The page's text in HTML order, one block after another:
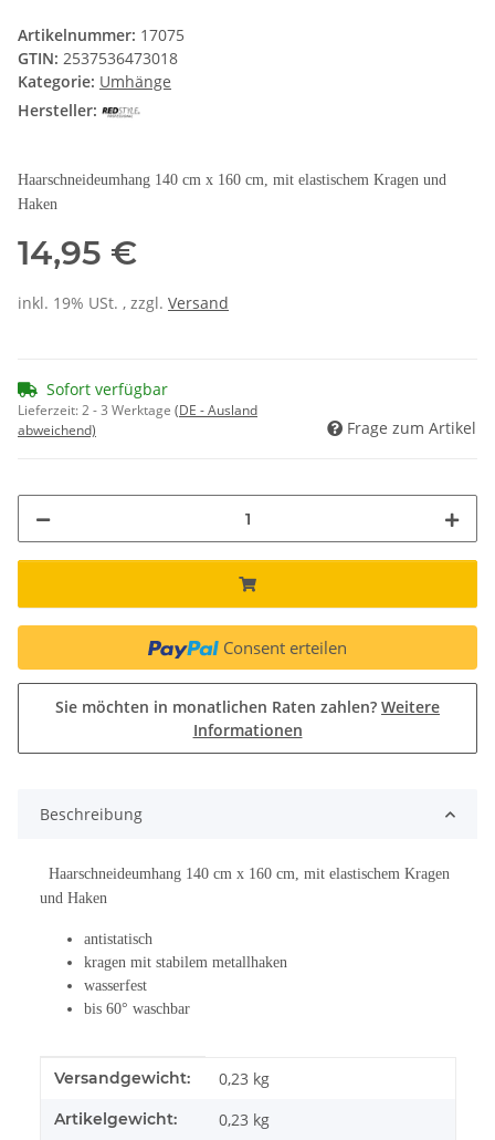
Artikelnummer: 17075
GTIN: 2537536473018
Kategorie: Umhänge
Hersteller:
Haarschneideumhang 140 cm x 160 cm, mit elastischem Kragen und
Haken
14,95 €
inkl. 19% USt. , zzgl. Versand
Sofort verfügbar
Lieferzeit:2 - 3 Werktage (DE - Ausland
abweichend)
Frage zum Artikel
Consent erteilen
Sie möchten in monatlichen Raten zahlen? Weitere
Informationen
Beschreibung
Haarschneideumhang 140 cm x 160 cm, mit elastischem Kragen
und Haken
antistatisch
kragen mit stabilem metallhaken
wasserfest
bis 60° waschbar
Produkteigenschaft
Wert
Versandgewicht: 0,23 kg
Artikelgewicht: 0,23 kg